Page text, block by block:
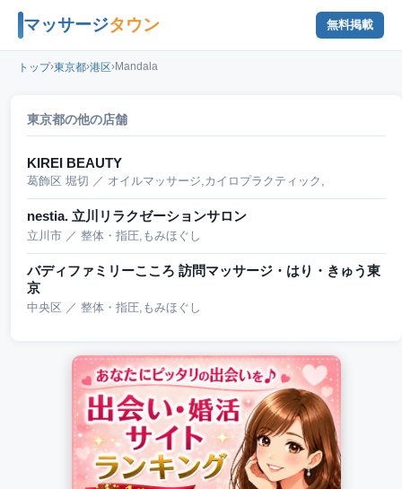
マッサージタウン 無料掲載
トップ›東京都›港区›Mandala
東京都の他の店舗
KIREI BEAUTY
葛飾区 堀切 ／ オイルマッサージ,カイロプラクティック,
nestia. 立川リラクゼーションサロン
立川市 ／ 整体・指圧,もみほぐし
バディファミリーこころ 訪問マッサージ・はり・きゅう東
京
中央区 ／ 整体・指圧,もみほぐし